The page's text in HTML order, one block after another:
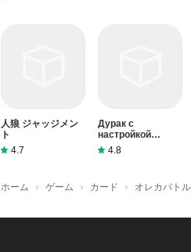
人狼 ジャッジメン
ト
4.7
Дурак с
настройкой
правил
4.8
ホーム › ゲーム › カード › オレカバトル